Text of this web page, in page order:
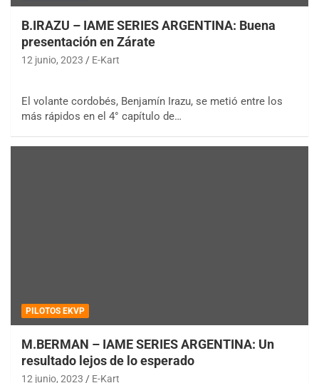
B.IRAZU – IAME SERIES ARGENTINA: Buena
presentación en Zárate
12 junio, 2023 E-Kart
El volante cordobés, Benjamín Irazu, se metió entre los
más rápidos en el 4° capítulo de…
PILOTOS EKVP
M.BERMAN – IAME SERIES ARGENTINA: Un
resultado lejos de lo esperado
12 junio, 2023 E-Kart